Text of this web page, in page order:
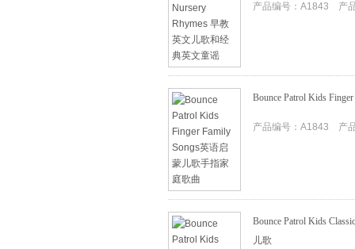
产品编号：A1843 产
Bounce Patrol Kids
产品编号：A1843 产
Bounce Patrol Kids
儿歌